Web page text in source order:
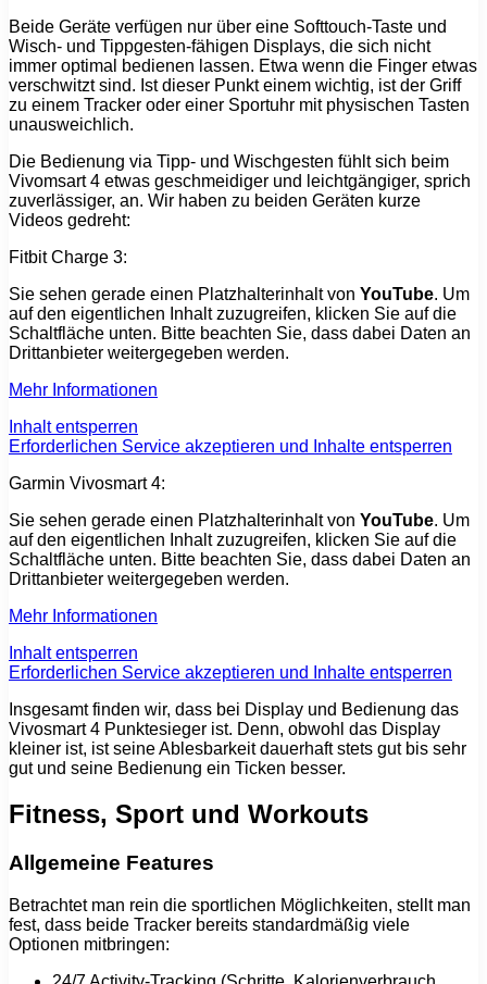
Beide Geräte verfügen nur über eine Softtouch-Taste und
Wisch- und Tippgesten-fähigen Displays, die sich nicht
immer optimal bedienen lassen. Etwa wenn die Finger etwas
verschwitzt sind. Ist dieser Punkt einem wichtig, ist der Griff
zu einem Tracker oder einer Sportuhr mit physischen Tasten
unausweichlich.
Die Bedienung via Tipp- und Wischgesten fühlt sich beim
Vivomsart 4 etwas geschmeidiger und leichtgängiger, sprich
zuverlässiger, an. Wir haben zu beiden Geräten kurze
Videos gedreht:
Fitbit Charge 3:
Sie sehen gerade einen Platzhalterinhalt von YouTube. Um
auf den eigentlichen Inhalt zuzugreifen, klicken Sie auf die
Schaltfläche unten. Bitte beachten Sie, dass dabei Daten an
Drittanbieter weitergegeben werden.
Mehr Informationen
Inhalt entsperren
Erforderlichen Service akzeptieren und Inhalte entsperren
Garmin Vivosmart 4:
Sie sehen gerade einen Platzhalterinhalt von YouTube. Um
auf den eigentlichen Inhalt zuzugreifen, klicken Sie auf die
Schaltfläche unten. Bitte beachten Sie, dass dabei Daten an
Drittanbieter weitergegeben werden.
Mehr Informationen
Inhalt entsperren
Erforderlichen Service akzeptieren und Inhalte entsperren
Insgesamt finden wir, dass bei Display und Bedienung das
Vivosmart 4 Punktesieger ist. Denn, obwohl das Display
kleiner ist, ist seine Ablesbarkeit dauerhaft stets gut bis sehr
gut und seine Bedienung ein Ticken besser.
Fitness, Sport und Workouts
Allgemeine Features
Betrachtet man rein die sportlichen Möglichkeiten, stellt man
fest, dass beide Tracker bereits standardmäßig viele
Optionen mitbringen: